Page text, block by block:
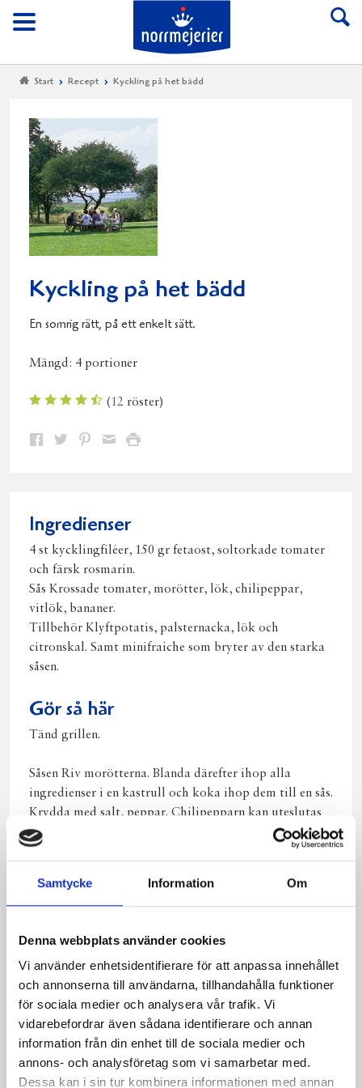
Samtycke Information Om
Denna webbplats använder cookies
Vi använder enhetsidentifierare för att anpassa innehållet
och annonserna till användarna, tillhandahålla funktioner
för sociala medier och analysera vår trafik. Vi
vidarebefordrar även sådana identifierare och annan
information från din enhet till de sociala medier och
annons- och analysföretag som vi samarbetar med.
Dessa kan i sin tur kombinera informationen med annan
Meny
Till Norrmejerier
Start Recept Kyckling på het bädd
Kyckling på het bädd
En somrig rätt, på ett enkelt sätt.
Mängd: 4 portioner
(12 röster)
Dela Dela Dela DelaSkriv
Ingredienser
4 st kycklingfiléer, 150 gr fetaost, soltorkade tomater
och färsk rosmarin.
Sås Krossade tomater, morötter, lök, chilipeppar,
vitlök, bananer.
Tillbehör Klyftpotatis, palsternacka, lök och
citronskal. Samt minifraiche som bryter av den starka
såsen.
Gör så här
Tänd grillen.
Såsen Riv morötterna. Blanda därefter ihop alla
ingredienser i en kastrull och koka ihop dem till en sås.
Krydda med salt, peppar. Chilipepparn kan uteslutas
om man ej vill ha så stark sås.
löken. Lägg allt på en plåt och ringla över olja och
avsluta med att riva citronskalet över. Sätt in i ugnen
Skär filéerna i sidan och lägg i fetaosten, soltorkade
tomater och rosmarinkvist i varje filé. Knyt snöre om
filén och koka på svag värme i några minuter så att
filéerna blir nästan klara. Lägg därefter på filéerna på
grillen och grilla klart dem så de får en fin färg.
Servera allt ute en ljummen sommarkväll i trevligt